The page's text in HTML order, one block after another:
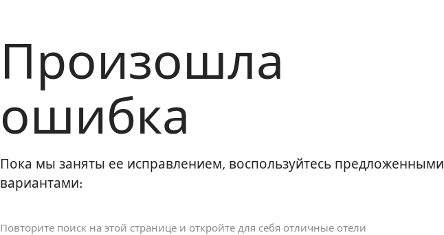
Произошла
ошибка
Пока мы заняты ее исправлением, воспользуйтесь предложенными
вариантами:
Повторите поиск на этой странице и откройте для себя отличные отели